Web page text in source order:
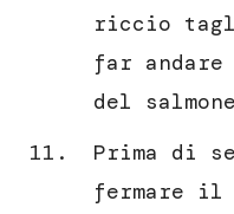
riccio
far
del
Prima di
fermare il